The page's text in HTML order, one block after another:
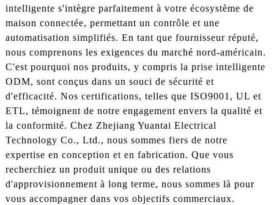
intelligente s'intègre parfaitement à votre écosystème de
maison connectée, permettant un contrôle et une
automatisation simplifiés. En tant que fournisseur réputé,
nous comprenons les exigences du marché nord-américain.
C'est pourquoi nos produits, y compris la prise intelligente
ODM, sont conçus dans un souci de sécurité et
d'efficacité. Nos certifications, telles que ISO9001, UL et
ETL, témoignent de notre engagement envers la qualité et
la conformité. Chez Zhejiang Yuantai Electrical
Technology Co., Ltd., nous sommes fiers de notre
expertise en conception et en fabrication. Que vous
recherchiez un produit unique ou des relations
d'approvisionnement à long terme, nous sommes là pour
vous accompagner dans vos objectifs commerciaux.